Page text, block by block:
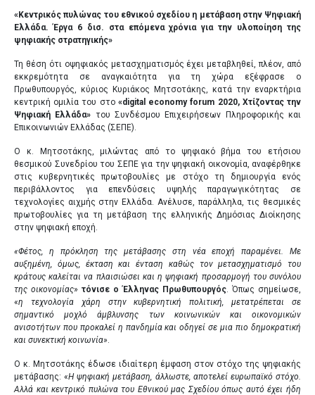
«Κεντρικός πυλώνας του εθνικού σχεδίου η μετάβαση στην Ψηφιακή
Ελλάδα. Έργα 6 δισ. στα επόμενα χρόνια για την υλοποίηση της
ψηφιακής στρατηγικής»
Τη θέση ότι oψηφιακός μετασχηματισμός έχει μεταβληθεί, πλέον, από
εκκρεμότητα σε αναγκαιότητα για τη χώρα εξέφρασε ο
Πρωθυπουργός, κύριος Κυριάκος Μητσοτάκης, κατά την εναρκτήρια
κεντρική ομιλία του στο «digital economy forum 2020, Χτίζοντας την
Ψηφιακή Ελλάδα» του Συνδέσμου Επιχειρήσεων Πληροφορικής και
Επικοινωνιών Ελλάδας (ΣΕΠΕ).
Ο κ. Μητσοτάκης, μιλώντας από το ψηφιακό βήμα του ετήσιου
θεσμικού Συνεδρίου του ΣΕΠΕ για την ψηφιακή οικονομία, αναφέρθηκε
στις κυβερνητικές πρωτοβουλίες με στόχο τη δημιουργία ενός
περιβάλλοντος για επενδύσεις υψηλής παραγωγικότητας σε
τεχνολογίες αιχμής στην Ελλάδα. Ανέλυσε, παράλληλα, τις θεσμικές
πρωτοβουλίες για τη μετάβαση της ελληνικής Δημόσιας Διοίκησης
στην ψηφιακή εποχή.
«Φέτος, η πρόκληση της μετάβασης στη νέα εποχή παραμένει. Με
αυξημένη, όμως, έκταση και ένταση καθώς τον μετασχηματισμό του
κράτους καλείται να πλαισιώσει και η ψηφιακή προσαρμογή του συνόλου
της οικονομίας»τόνισε ο Έλληνας Πρωθυπουργός. Όπως σημείωσε,
«η τεχνολογία χάρη στην κυβερνητική πολιτική, μετατρέπεται σε
σημαντικό μοχλό άμβλυνσης των κοινωνικών και οικονομικών
ανισοτήτων που προκαλεί η πανδημία και οδηγεί σε μια πιο δημοκρατική
και συνεκτική κοινωνία».
Ο κ. Μητσοτάκης έδωσε ιδιαίτερη έμφαση στον στόχο της ψηφιακής
μετάβασης: «Η ψηφιακή μετάβαση, άλλωστε, αποτελεί ευρωπαϊκό στόχο.
Αλλά και κεντρικό πυλώνα του Εθνικού μας Σχεδίου όπως αυτό έχει ήδη